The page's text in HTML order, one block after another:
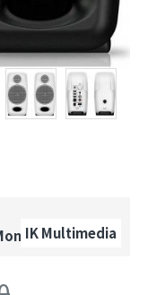
IK Multimedia